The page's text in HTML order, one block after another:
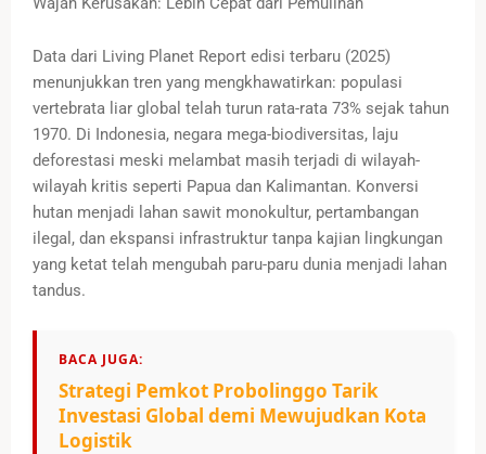
Data dari Living Planet Report edisi terbaru (2025)
menunjukkan tren yang mengkhawatirkan: populasi
vertebrata liar global telah turun rata-rata 73% sejak tahun
1970. Di Indonesia, negara mega-biodiversitas, laju
deforestasi meski melambat masih terjadi di wilayah-
wilayah kritis seperti Papua dan Kalimantan. Konversi
hutan menjadi lahan sawit monokultur, pertambangan
ilegal, dan ekspansi infrastruktur tanpa kajian lingkungan
yang ketat telah mengubah paru-paru dunia menjadi lahan
tandus.
BACA JUGA:
Strategi Pemkot Probolinggo Tarik
Investasi Global demi Mewujudkan Kota
Logistik